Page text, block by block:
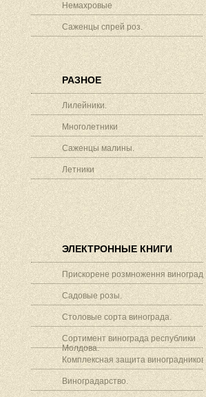
Немахровые
Саженцы спрей роз.
РАЗНОЕ
Лилейники.
Многолетники
Саженцы малины.
Летники
ЭЛЕКТРОННЫЕ КНИГИ
Прискорене розмноження винограду.
Садовые розы.
Столовые сорта винограда.
Сортимент винограда республики
Молдова.
Комплексная защита виноградников.
Виноградарство.